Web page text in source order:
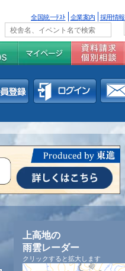
全国統一ﾃｽﾄ 企業案内 採用情報
上高地の
雨雲レーダー
クリックすると拡大します